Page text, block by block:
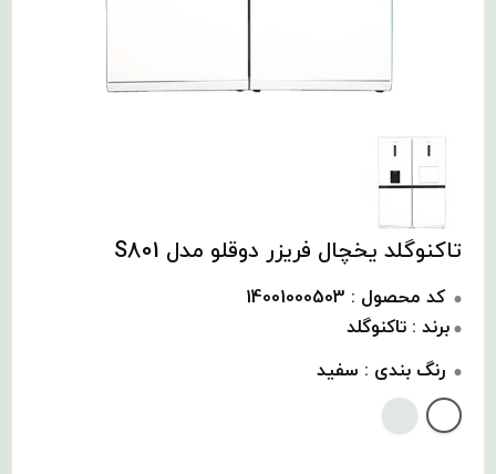
تاکنوگلد یخچال فریزر دوقلو مدل S801
کد محصول : 14001000503
برند : تاکنوگلد
رنگ بندی : سفید